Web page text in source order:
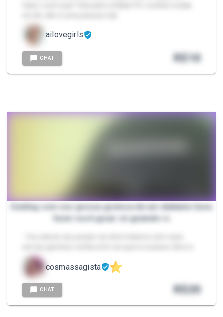
ailovegirls
CHAT R$10
Sexting com voz grossa gostosa de um dublador bora
fazer você gozar só guiando rs
cosmassagista
CHAT R$20